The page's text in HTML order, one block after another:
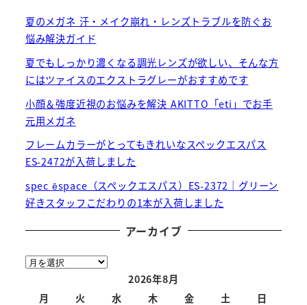
夏のメガネ 汗・メイク崩れ・レンズトラブルを防ぐお
悩み解決ガイド
夏でもしっかり濃くなる調光レンズが欲しい、そんな方
にはツァイスのエクストラグレーがおすすめです
小顔＆強度近視のお悩みを解決 AKITTO「eti」でお手
元用メガネ
フレームカラーがとってもきれいなスペックエスパス
ES-2472が入荷しました
spec ēspace（スペックエスパス）ES-2372｜グリーン
好きスタッフこだわりの1本が入荷しました
アーカイブ
ア
2026年8月
月
火 水 木 金 土 日